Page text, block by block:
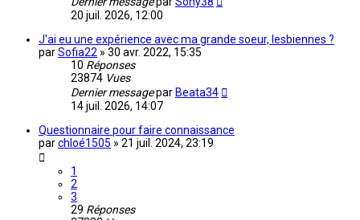
20 juil. 2026, 12:00
J'ai eu une expérience avec ma grande soeur, lesbiennes ?
parSofia22 » 30 avr. 2022, 15:35
10 Réponses
23874 Vues
Dernier messagepar Beata34
14 juil. 2026, 14:07
Questionnaire pour faire connaissance
parchloé1505 » 21 juil. 2024, 23:19
1
2
3
29 Réponses